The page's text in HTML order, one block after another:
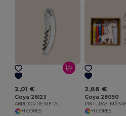
2,01 €
Goya 26123
ABRIDOR DE METAL
+1 CORES
2,66 €
Goya 28050
PINTURAS IMÃ
+1 CORES